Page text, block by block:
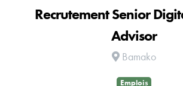
Recrutement Senior
Advisor
Bamako
Emplois